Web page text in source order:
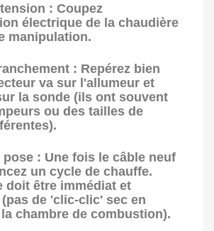
: Coupez
électrique de la chaudière
manipulation.
: Repérez bien
va sur l'allumeur et
la sonde (ils ont souvent
ou des tailles de
pose : Une fois le câble neuf
un cycle de chauffe.
doit être immédiat et
de 'clic-clic' sec en
chambre de combustion).